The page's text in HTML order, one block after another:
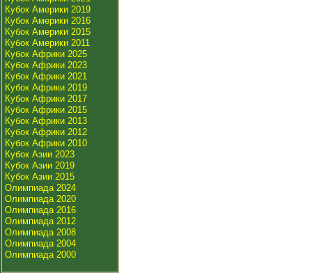
Кубок Америки 2019
Кубок Америки 2016
Кубок Америки 2015
Кубок Америки 2011
Кубок Африки 2025
Кубок Африки 2023
Кубок Африки 2021
Кубок Африки 2019
Кубок Африки 2017
Кубок Африки 2015
Кубок Африки 2013
Кубок Африки 2012
Кубок Африки 2010
Кубок Азии 2023
Кубок Азии 2019
Кубок Азии 2015
Олимпиада 2024
Олимпиада 2020
Олимпиада 2016
Олимпиада 2012
Олимпиада 2008
Олимпиада 2004
Олимпиада 2000